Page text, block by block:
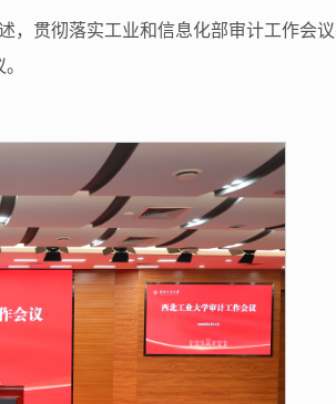
贯彻落实工业和信息化部审计工作会